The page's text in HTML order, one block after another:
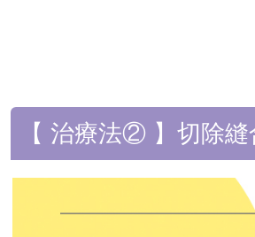
【 治療法② 】切除縫